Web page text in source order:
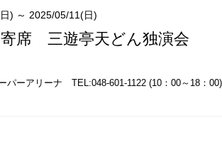
) ～ 2025/05/11(日)
寄席 三遊亭天どん独演会
パーアリーナ TEL:048-601-1122 (10：00～18：00)